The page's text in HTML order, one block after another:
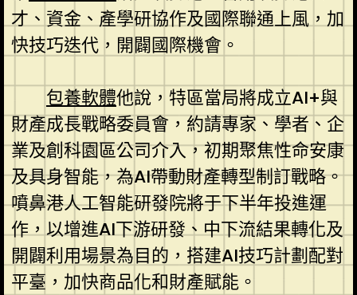
才、資金、產學研協作及國際聯通上風，加
快技巧迭代，開闢國際機會。
包養軟體他說，特區當局將成立AI+與
財產成長戰略委員會，約請專家、學者、企
業及創科園區公司介入，初期聚焦性命安康
及具身智能，為AI帶動財產轉型制訂戰略。
噴鼻港人工智能研發院將于下半年投進運
作，以增進AI下游研發、中下流結果轉化及
開闢利用場景為目的，搭建AI技巧計劃配對
平臺，加快商品化和財產賦能。